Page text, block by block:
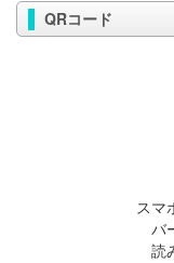
QRコード
スマ
バ
読